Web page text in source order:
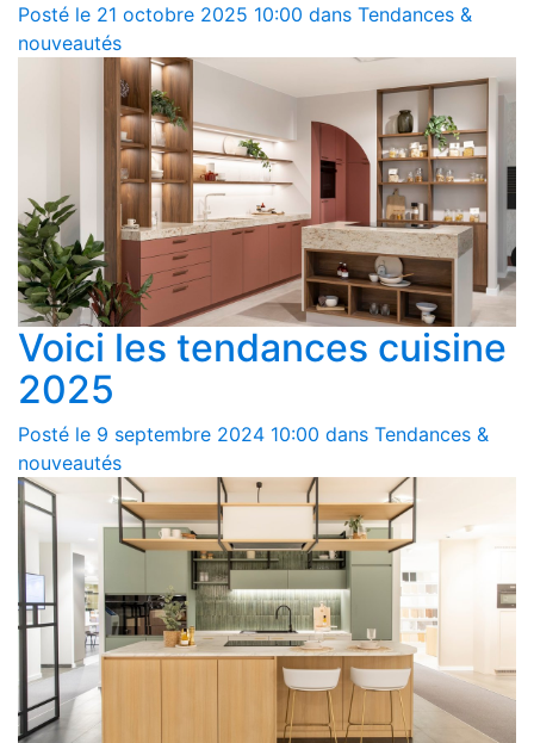
Posté le 21 octobre 2025 10:00 dans Tendances &
nouveautés
Voici les tendances cuisine
2025
Posté le 9 septembre 2024 10:00 dans Tendances &
nouveautés